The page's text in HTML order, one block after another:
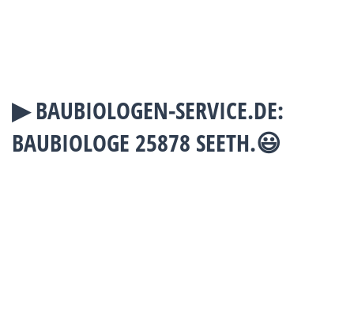
▶︎ BAUBIOLOGEN-SERVICE.DE:
BAUBIOLOGE 25878 SEETH.😃